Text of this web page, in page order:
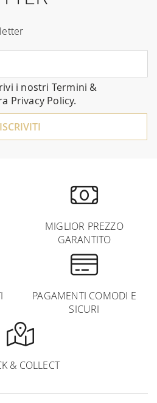
i nostri Termini &
Privacy Policy.
ISCRIVITI
MIGLIOR PREZZO
GARANTITO
PAGAMENTI COMODI E
SICURI
& COLLECT